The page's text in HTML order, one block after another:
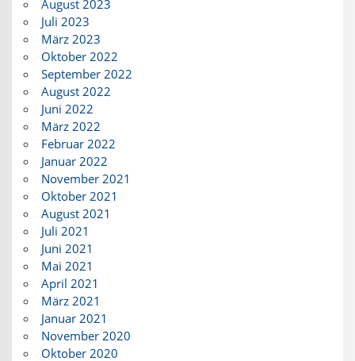
August 2023
Juli 2023
März 2023
Oktober 2022
September 2022
August 2022
Juni 2022
März 2022
Februar 2022
Januar 2022
November 2021
Oktober 2021
August 2021
Juli 2021
Juni 2021
Mai 2021
April 2021
März 2021
Januar 2021
November 2020
Oktober 2020